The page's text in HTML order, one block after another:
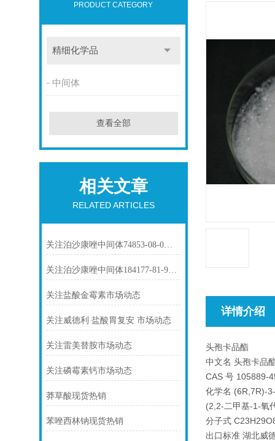
PRODUCT CATEGORY
精细化学品
中间体
查看全部
相关文章
RELATED ARTICLES
关注泊沙康唑中间体74853-08-0市场动态
关注泊沙康唑中间体184177-81-9市场动态
关注盐酸金霉素市场动态
关注威德利 盐酸胃复安 市场动态
关注雷美替胺市场动态
关注磷霉素钙市场动态
莽草酸现货热销
苯唑西林钠现货热销
详情介绍
头孢卡品酯
中文名 头孢卡品
CAS 号 105889-
化学名 (6R,7R)-
(2,2-二甲基-1-氧
分子式
出口标准 湖北威